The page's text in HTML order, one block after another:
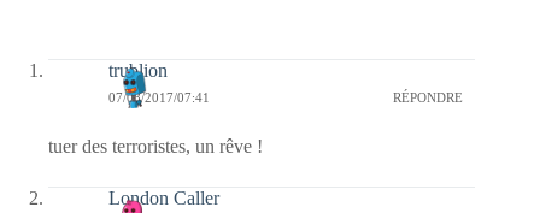
trublion
07/08/2017/07:41 RÉPONDRE
tuer des terroristes, un rêve !
London Caller